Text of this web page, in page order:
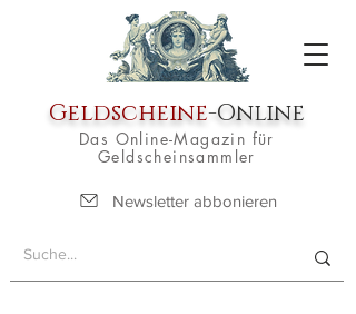
Geldscheine-Online
Das Online-Magazin für
Geldscheinsammler
Newsletter abbonieren